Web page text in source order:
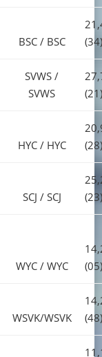
BSC / BSC
(34)
SVWS /
SVWS
(21)
HYC / HYC
(28)
SCJ / SCJ
(23)
WYC / WYC
(05)
WSVK/WSVK
(48)